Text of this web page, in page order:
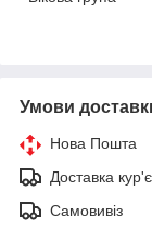
Умови
Нова Пошта
Доставка
Самовивіз